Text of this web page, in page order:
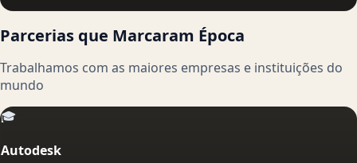
Parcerias que Marcaram Época
Trabalhamos com as maiores empresas e instituições do
mundo
🎓
Autodesk